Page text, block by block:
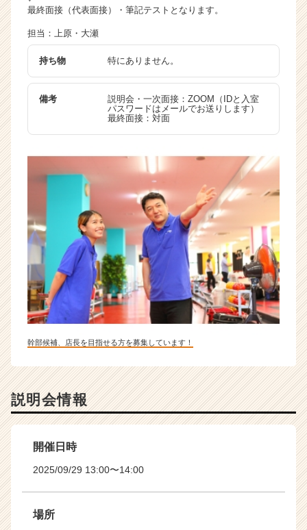
最終面接（代表面接）・筆記テストとなります。
担当：上原・大瀬
持ち物 特にありません。
備考
説明会・一次面接：ZOOM（IDと入室
パスワードはメールでお送りします）
最終面接：対面
幹部候補、店長を目指せる方を募集しています！
説明会情報
開催日時
2025/09/29 13:00〜14:00
場所